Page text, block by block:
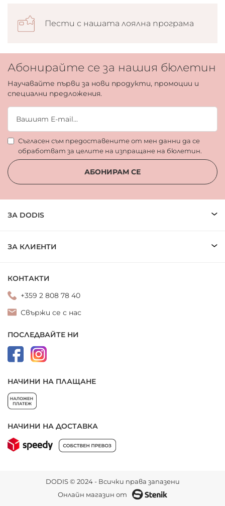
Пести с нашата лоялна програма
Абонирайте се за нашия бюлетин
Научавайте първи за нови продукти, промоции и
специални предложения.
Съгласен съм предоставените от мен данни да се
обработват за целите на изпращане на бюлетин.
АБОНИРАМ СЕ
ЗА DODIS
ЗА КЛИЕНТИ
КОНТАКТИ
+359 2 808 78 40
Свържи се с нас
ПОСЛЕДВАЙТЕ НИ
НАЧИНИ НА ПЛАЩАНЕ
НАЧИНИ НА ДОСТАВКА
DODIS © 2024 - Всички права запазени
Онлайн магазин от